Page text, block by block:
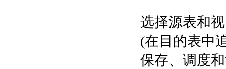
选择源表和
(在目的表中
保存、调度